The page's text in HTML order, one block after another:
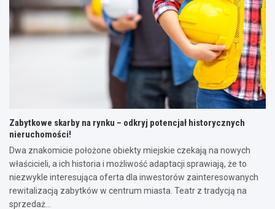
Zabytkowe skarby na rynku – odkryj potencjał historycznych
nieruchomości!
Dwa znakomicie położone obiekty miejskie czekają na nowych
właścicieli, a ich historia i możliwość adaptacji sprawiają, że to
niezwykle interesująca oferta dla inwestorów zainteresowanych
rewitalizacją zabytków w centrum miasta. Teatr z tradycją na
sprzedaż…